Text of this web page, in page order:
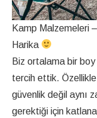
Kamp Malzemeleri
Harika
Biz ortalama bir
tercih ettik.
güvenlik değil aynı
gerektiği için